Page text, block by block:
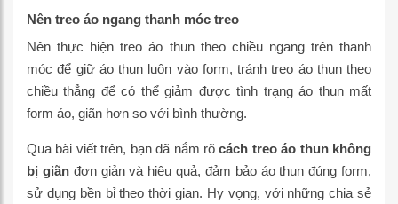
Nên treo áo ngang thanh móc treo
Nên thực hiện treo áo thun theo chiều ngang trên thanh
móc để giữ áo thun luôn vào form, tránh treo áo thun theo
chiều thẳng để có thể giảm được tình trạng áo thun mất
form áo, giãn hơn so với bình thường.
Qua bài viết trên, bạn đã nắm rõcách treo áo thun không
bị giãnđơn giản và hiệu quả, đảm bảo áo thun đúng form,
sử dụng bền bỉ theo thời gian. Hy vọng, với những chia sẻ